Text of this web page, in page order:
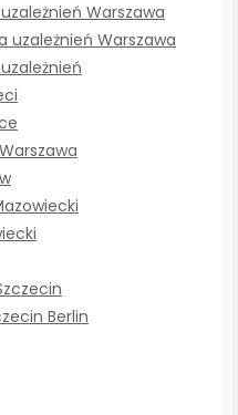
Warszawa
uzależnień Warszawa
Berlin